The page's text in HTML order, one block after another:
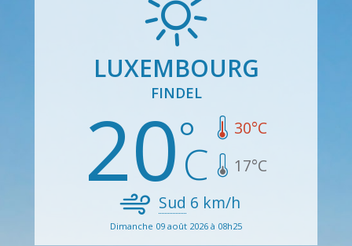
LUXEMBOURG
FINDEL
20 30°C
17°C
Sud 6 km/h
Dimanche 09 août 2026 à 08h25